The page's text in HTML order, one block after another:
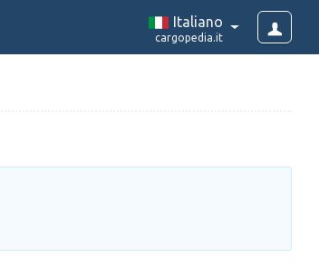
Italiano
cargopedia.it